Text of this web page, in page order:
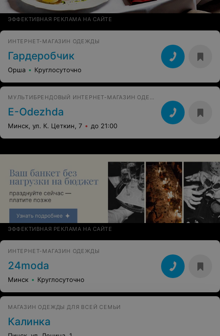
ЭФФЕКТИВНАЯ РЕКЛАМА НА САЙТЕ
ИНТЕРНЕТ-МАГАЗИН ОДЕЖДЫ
Гардеробчик
Орша Круглосуточно
МУЛЬТИБРЕНДОВЫЙ ИНТЕРНЕТ-МАГАЗИН ОДЕЖДЫ И АКСЕССУАРОВ
Е-Оdezhda
Минск, ул. К. Цеткин, 7 до 21:00
ЭФФЕКТИВНАЯ РЕКЛАМА НА САЙТЕ
ИНТЕРНЕТ-МАГАЗИН ОДЕЖДЫ
24moda
Минск Круглосуточно
МАГАЗИН ОДЕЖДЫ ДЛЯ ВСЕЙ СЕМЬИ
Калинка